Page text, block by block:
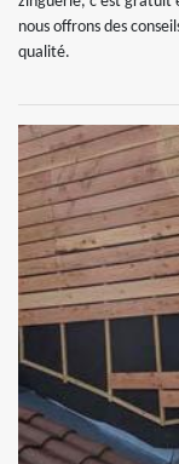
nous offrons des
qualité.